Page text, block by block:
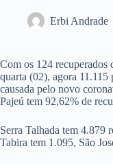
Erbi Andrade
Com os 124 recuperados
quarta (02), agora 11.115
causada pelo novo
Pajeú tem 92,62% de
Serra Talhada tem 4.879
Tabira tem 1.095, São